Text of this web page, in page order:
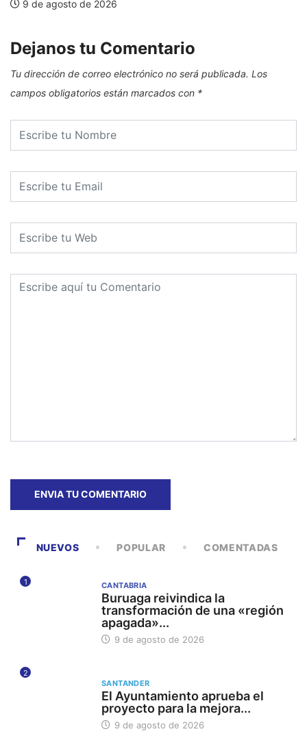
9 de agosto de 2026
Dejanos tu Comentario
Tu dirección de correo electrónico no será publicada. Los
campos obligatorios están marcados con *
NUEVOS POPULAR COMENTADAS
1 CANTABRIA
Buruaga reivindica la
transformación de una «región
apagada»...
9 de agosto de 2026
2
SANTANDER
El Ayuntamiento aprueba el
proyecto para la mejora...
9 de agosto de 2026